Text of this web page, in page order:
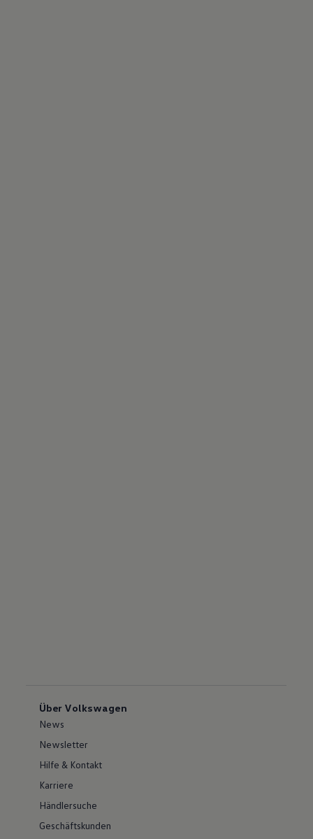
Über Volkswagen
News
Newsletter
Hilfe & Kontakt
Karriere
Händlersuche
Geschäftskunden